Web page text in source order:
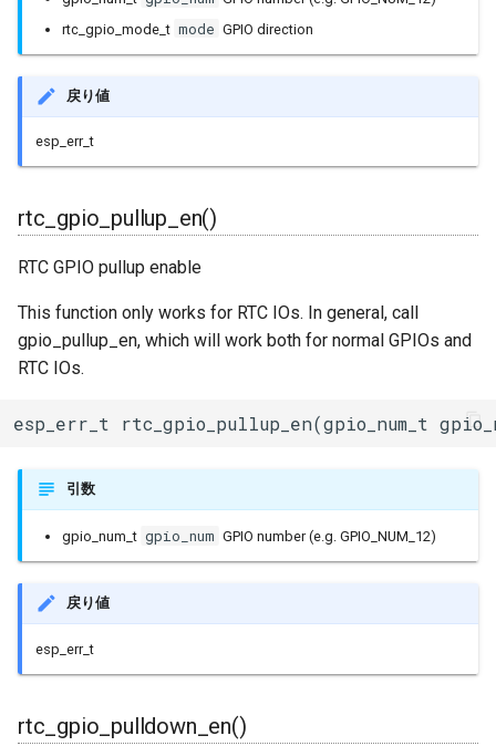
IPAddress
Preferences
Printable
Ringbuffer
rtc_gpio_mode_t mode GPIO direction
戻り値
esp_err_t
rtc_gpio_pullup_en()
RTC GPIO pullup enable
This function only works for RTC IOs. In general, call
gpio_pullup_en, which will work both for normal GPIOs and
RTC IOs.
esp_err_t rtc_gpio_pullup_en(gpio_num_t
引数
gpio_num_t gpio_num GPIO number (e.g. GPIO_NUM_12)
戻り値
esp_err_t
rtc_gpio_pulldown_en()